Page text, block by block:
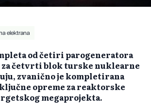
elektrana
od četiri parogeneratora
četvrti blok turske nuklearne
zvanično je kompletirana
opreme za reaktorske
megaprojekta.